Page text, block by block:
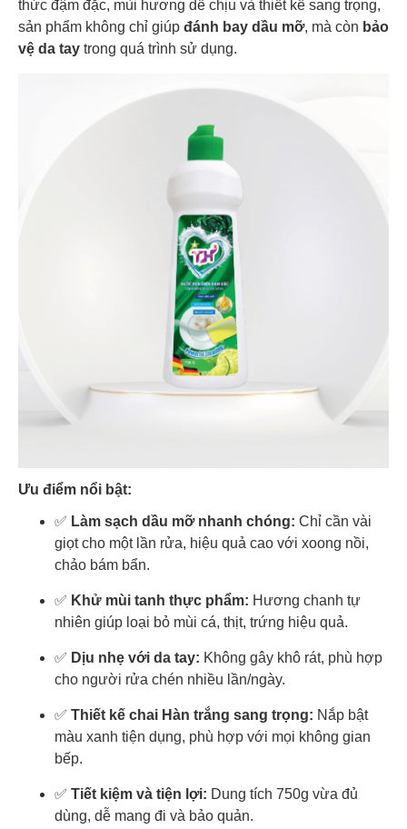
thức đậm đặc, mùi hương dễ chịu và thiết kế sang trọng,
sản phẩm không chỉ giúp đánh bay dầu mỡ, mà còn bảo
vệ da tay trong quá trình sử dụng.
Ưu điểm nổi bật:
✅ Làm sạch dầu mỡ nhanh chóng: Chỉ cần vài
giọt cho một lần rửa, hiệu quả cao với xoong nồi,
chảo bám bẩn.
✅ Khử mùi tanh thực phẩm: Hương chanh tự
nhiên giúp loại bỏ mùi cá, thịt, trứng hiệu quả.
✅ Dịu nhẹ với da tay: Không gây khô rát, phù hợp
cho người rửa chén nhiều lần/ngày.
✅ Thiết kế chai Hàn trắng sang trọng: Nắp bật
màu xanh tiện dụng, phù hợp với mọi không gian
bếp.
✅ Tiết kiệm và tiện lợi: Dung tích 750g vừa đủ
dùng, dễ mang đi và bảo quản.